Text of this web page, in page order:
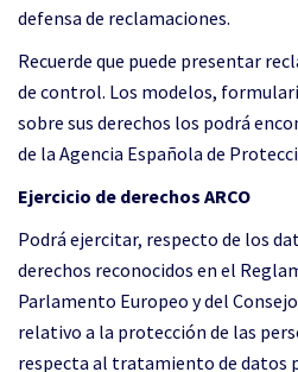
defensa de reclamaciones.
Recuerde que puede presentar
de control. Los modelos,
sobre sus derechos los podrá
de la Agencia Española de
Ejercicio de derechos ARCO
Podrá ejercitar, respecto de los
derechos reconocidos en el
Parlamento Europeo y del
relativo a la protección de las
respecta al tratamiento de datos